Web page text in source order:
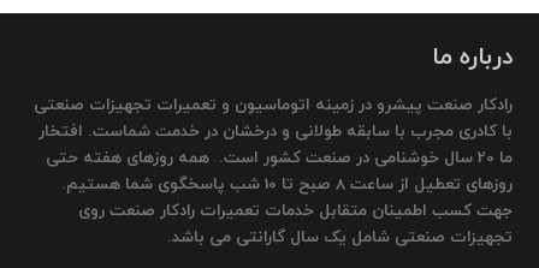
درباره ما
رادکار صنعت پیشرو در زمینه اتوماسیون و تعمیرات تجهیزات صنعتی
با کادری مجرب با سابقه طولانی و درخشان در خدمت شماست. افتخار
ما 20 سال خوشنامی در صنعت کشور است. همه روزهای هفته حتی
روزهای تعطیل از ساعت 8 صبح تا 10 شب پاسخگوی شما هستیم.
جهت کسب اطمینان متقابل خدمات تعمیرات رادکار صنعت روی
تجهیزات صنعتی شامل یک سال گارانتی می باشد.